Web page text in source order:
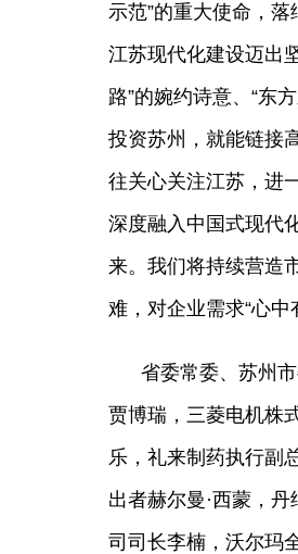
示范”的重大使命，
江苏现代化建设迈出
路”的婉约诗意、“东
投资苏州，就能链接
往关心关注江苏，进
深度融入中国式现代
来。我们将持续营造
难，对企业需求“心中
省委常委、苏州
贾博瑞，三菱电机株
乐，礼来制药执行副
出者赫尔曼·西蒙，
司司长李楠，沃尔玛